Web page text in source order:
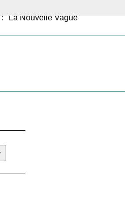
"La Nouvelle Vague"